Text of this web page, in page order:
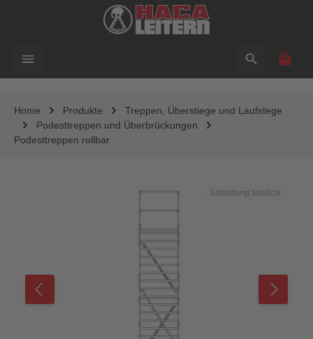
Home Produkte
Treppen, Überstiege und Laufstege
Podesttreppen und Überbrückungen
Podesttreppen rollbar
Bildergalerie überspringen Abbildung ähnlich